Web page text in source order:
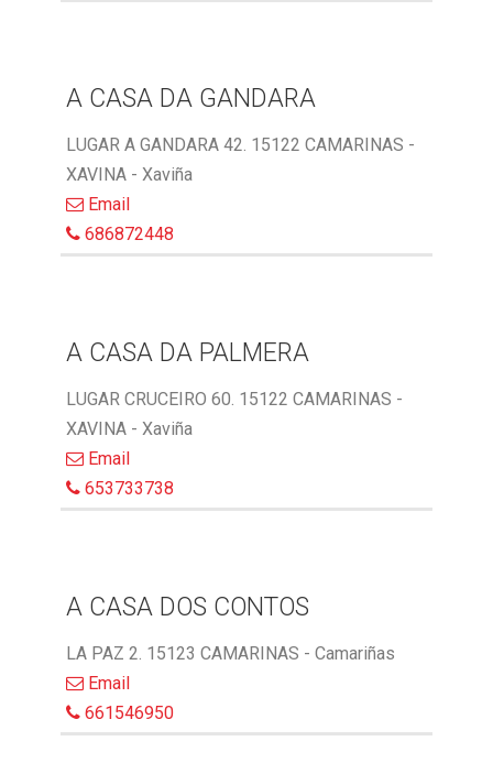
A CASA DA GANDARA
LUGAR A GANDARA 42. 15122 CAMARINAS -
XAVINA - Xaviña
Email
686872448
A CASA DA PALMERA
LUGAR CRUCEIRO 60. 15122 CAMARINAS -
XAVINA - Xaviña
Email
653733738
A CASA DOS CONTOS
LA PAZ 2. 15123 CAMARINAS - Camariñas
Email
661546950